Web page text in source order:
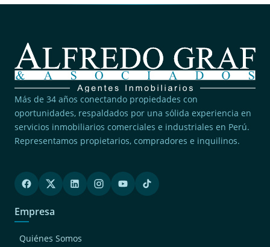
Más de 34 años conectando propiedades con
oportunidades, respaldados por una sólida experiencia en
servicios inmobiliarios comerciales e industriales en Perú.
Representamos propietarios, compradores e inquilinos.
Empresa
Quiénes Somos